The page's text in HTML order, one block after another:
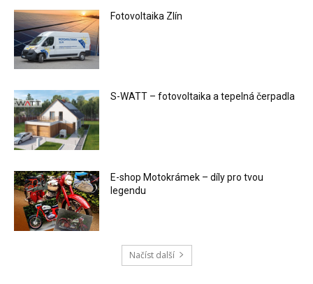
Fotovoltaika Zlín
S-WATT – fotovoltaika a tepelná čerpadla
E-shop Motokrámek – díly pro tvou
legendu
Načíst další